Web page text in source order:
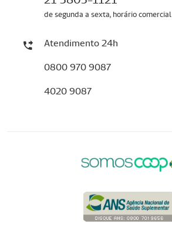
de segunda a sexta, horário comercial
Atendimento 24h
0800 970 9087
4020 9087